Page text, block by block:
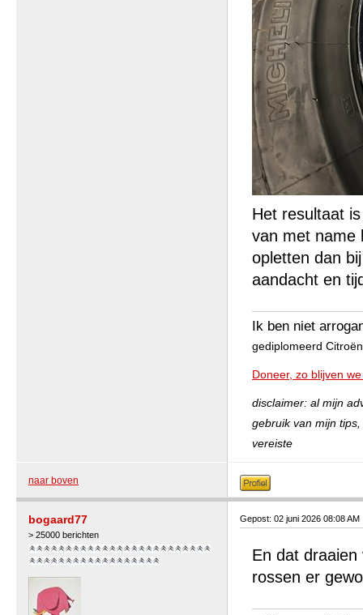
Het resultaat
van met name
opletten dan
aandacht en
Ik ben niet
gediplomeerd
Doneer, zo blijven
disclaimer: al mijn
gebruik van mijn
vereiste
naar boven
bogaard77
> 25000 berichten
Gepost: 02 juni 2026 08:08 AM
En dat
rossen er